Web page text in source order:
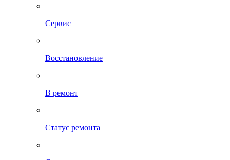
Сервис
Восстановление
В ремонт
Статус ремонта